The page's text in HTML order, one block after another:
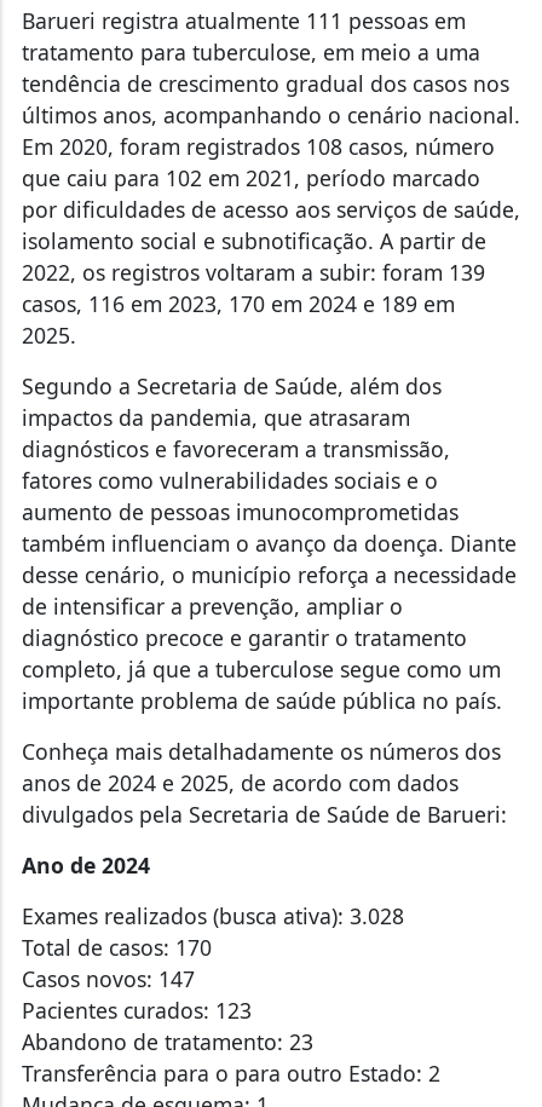
Barueri registra atualmente 111 pessoas em
tratamento para tuberculose, em meio a uma
tendência de crescimento gradual dos casos nos
últimos anos, acompanhando o cenário nacional.
Em 2020, foram registrados 108 casos, número
que caiu para 102 em 2021, período marcado
por dificuldades de acesso aos serviços de saúde,
isolamento social e subnotificação. A partir de
2022, os registros voltaram a subir: foram 139
casos, 116 em 2023, 170 em 2024 e 189 em
2025.
Segundo a Secretaria de Saúde, além dos
impactos da pandemia, que atrasaram
diagnósticos e favoreceram a transmissão,
fatores como vulnerabilidades sociais e o
aumento de pessoas imunocomprometidas
também influenciam o avanço da doença. Diante
desse cenário, o município reforça a necessidade
de intensificar a prevenção, ampliar o
diagnóstico precoce e garantir o tratamento
completo, já que a tuberculose segue como um
importante problema de saúde pública no país.
Conheça mais detalhadamente os números dos
anos de 2024 e 2025, de acordo com dados
divulgados pela Secretaria de Saúde de Barueri:
Ano de 2024
Exames realizados (busca ativa): 3.028
Total de casos: 170
Casos novos: 147
Pacientes curados: 123
Abandono de tratamento: 23
Transferência para o para outro Estado: 2